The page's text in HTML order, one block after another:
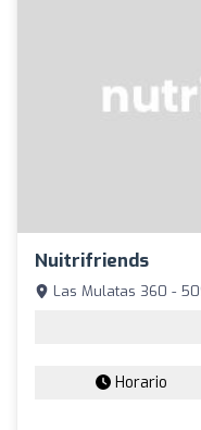
Nuitrifriends
Las Mulatas 360 -
Horario